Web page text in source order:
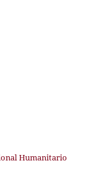
Humanitario